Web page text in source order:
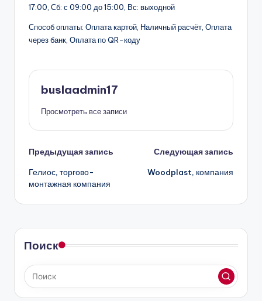
17:00, Сб: с 09:00 до 15:00, Вс: выходной
Способ оплаты: Оплата картой, Наличный расчёт, Оплата
через банк, Оплата по QR-коду
buslaadmin17
Просмотреть все записи
Навигация
записи
Предыдущая запись
Гелиос, торгово-
монтажная компания
Следующая запись
Woodplast, компания
Поиск